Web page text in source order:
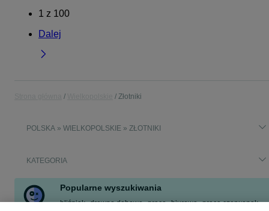
1 z 100
Dalej
Złotniki
POLSKA » WIELKOPOLSKIE » ZŁOTNIKI
KATEGORIA
Popularne wyszukiwania
bliźniak drewno dębowe praca biurowa praca czerwonak